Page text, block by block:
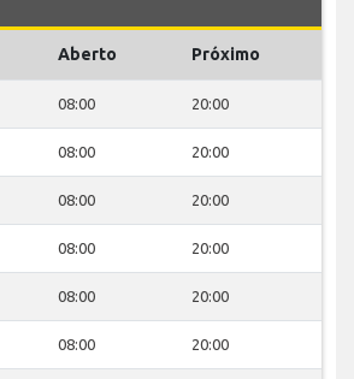
Aberto Próximo
08:00 20:00
08:00 20:00
08:00 20:00
08:00 20:00
08:00 20:00
08:00 20:00